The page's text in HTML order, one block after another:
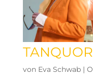
von Eva Schwab|